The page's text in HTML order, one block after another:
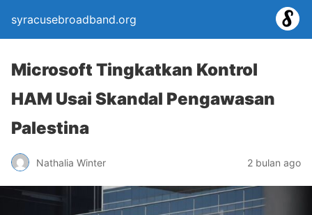
syracusebroadband.org
Microsoft Tingkatkan Kontrol
HAM Usai Skandal Pengawasan
Palestina
Nathalia Winter 2 bulan ago